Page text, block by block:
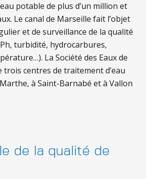
potable de plus d’un million et
Le canal de Marseille fait l’objet
et de surveillance de la qualité
turbidité, hydrocarbures,
La Société des Eaux de
centres de traitement d’eau
à Saint-Barnabé et à Vallon
de la qualité de